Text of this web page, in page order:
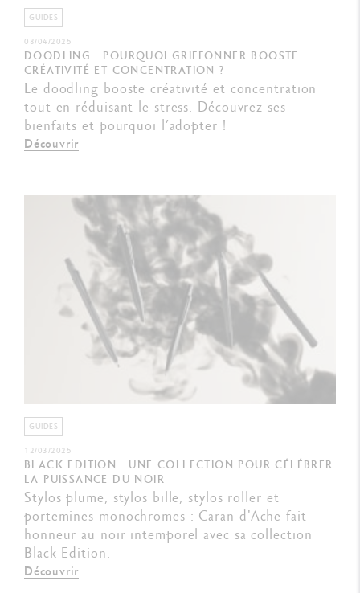
GUIDES
08/04/2025
DOODLING : POURQUOI GRIFFONNER BOOSTE
CRÉATIVITÉ ET CONCENTRATION ?
Le doodling booste créativité et concentration
tout en réduisant le stress. Découvrez ses
bienfaits et pourquoi l’adopter !
Découvrir
GUIDES
12/03/2025
BLACK EDITION : UNE COLLECTION POUR CÉLÉBRER
LA PUISSANCE DU NOIR
Stylos plume, stylos bille, stylos roller et
portemines monochromes : Caran d'Ache fait
honneur au noir intemporel avec sa collection
Black Edition.
Découvrir